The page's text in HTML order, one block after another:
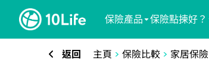
保險產品 保險點揀好？
返回 主頁 > 保險比較> 家居保險